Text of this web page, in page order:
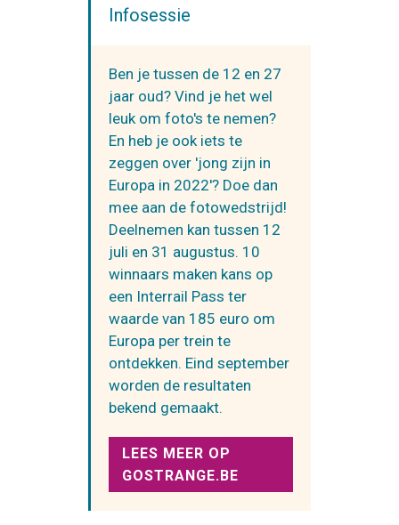
Infosessie
Ben je tussen de 12 en 27
jaar oud? Vind je het wel
leuk om foto's te nemen?
En heb je ook iets te
zeggen over 'jong zijn in
Europa in 2022'? Doe dan
mee aan de fotowedstrijd!
Deelnemen kan tussen 12
juli en 31 augustus. 10
winnaars maken kans op
een Interrail Pass ter
waarde van 185 euro om
Europa per trein te
ontdekken. Eind september
worden de resultaten
bekend gemaakt.
LEES MEER OP
GOSTRANGE.BE